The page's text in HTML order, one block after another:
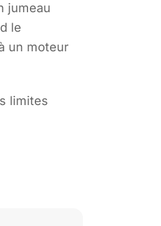
jumeau
le
un moteur
limites